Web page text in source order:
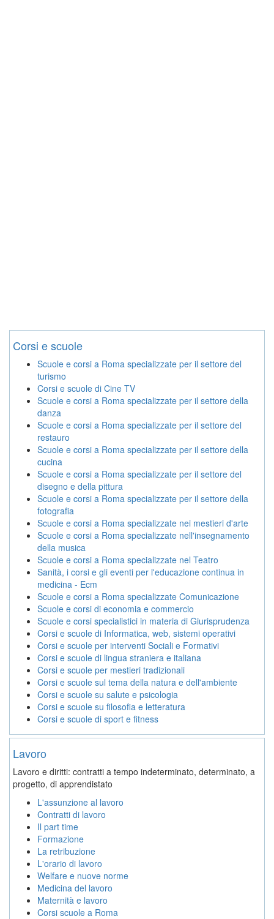
Corsi e scuole
Scuole e corsi a Roma specializzate per il settore del
turismo
Corsi e scuole di Cine TV
Scuole e corsi a Roma specializzate per il settore della
danza
Scuole e corsi a Roma specializzate per il settore del
restauro
Scuole e corsi a Roma specializzate per il settore della
cucina
Scuole e corsi a Roma specializzate per il settore del
disegno e della pittura
Scuole e corsi a Roma specializzate per il settore della
fotografia
Scuole e corsi a Roma specializzate nei mestieri d'arte
Scuole e corsi a Roma specializzate nell'insegnamento
della musica
Scuole e corsi a Roma specializzate nel Teatro
Sanità, i corsi e gli eventi per l'educazione continua in
medicina - Ecm
Scuole e corsi a Roma specializzate Comunicazione
Scuole e corsi di economia e commercio
Scuole e corsi specialistici in materia di Giurisprudenza
Corsi e scuole di Informatica, web, sistemi operativi
Corsi e scuole per interventi Sociali e Formativi
Corsi e scuole di lingua straniera e italiana
Corsi e scuole per mestieri tradizionali
Corsi e scuole sul tema della natura e dell'ambiente
Corsi e scuole su salute e psicologia
Corsi e scuole su filosofia e letteratura
Corsi e scuole di sport e fitness
Lavoro
Lavoro e diritti: contratti a tempo indeterminato, determinato, a
progetto, di apprendistato
L'assunzione al lavoro
Contratti di lavoro
Il part time
Formazione
La retribuzione
L'orario di lavoro
Welfare e nuove norme
Medicina del lavoro
Maternità e lavoro
Corsi scuole a Roma